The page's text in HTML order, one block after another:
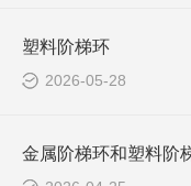
塑料阶梯环
2026-05-28
金属阶梯环和塑料阶